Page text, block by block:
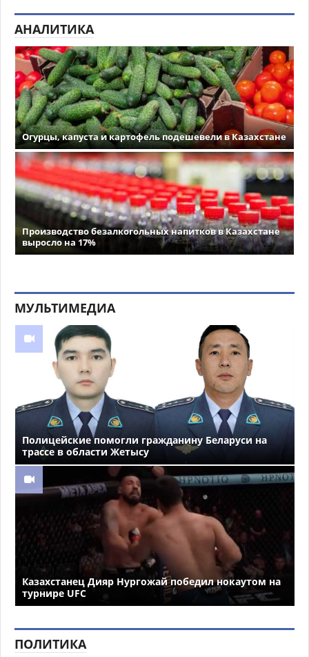
АНАЛИТИКА
Огурцы, капуста и картофель подешевели в Казахстане
Производство безалкогольных напитков в Казахстане
выросло на 17%
МУЛЬТИМЕДИА
Полицейские помогли гражданину Беларуси на
трассе в области Жетысу
Казахстанец Дияр Нургожай победил нокаутом на
турнире UFC
ПОЛИТИКА